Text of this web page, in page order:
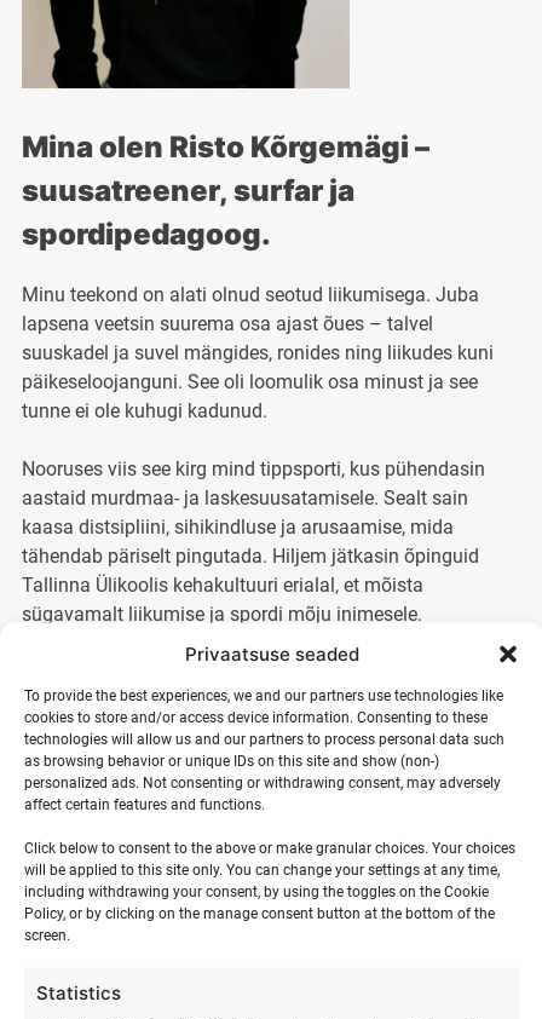
Privaatsuse seaded
To provide the best experiences, we and our partners use technologies like
cookies to store and/or access device information. Consenting to these
technologies will allow us and our partners to process personal data such
as browsing behavior or unique IDs on this site and show (non-)
personalized ads. Not consenting or withdrawing consent, may adversely
affect certain features and functions.
Click below to consent to the above or make granular choices. Your choices
will be applied to this site only. You can change your settings at any time,
including withdrawing your consent, by using the toggles on the Cookie
Policy, or by clicking on the manage consent button at the bottom of the
screen.
Statistics
Mina olen Risto Kõrgemägi –
suusatreener, surfar ja
spordipedagoog.
Minu teekond on alati olnud seotud liikumisega. Juba
lapsena veetsin suurema osa ajast õues – talvel
suuskadel ja suvel mängides, ronides ning liikudes kuni
päikeseloojanguni. See oli loomulik osa minust ja see
tunne ei ole kuhugi kadunud.
Nooruses viis see kirg mind tippsporti, kus pühendasin
aastaid murdmaa- ja laskesuusatamisele. Sealt sain
kaasa distsipliini, sihikindluse ja arusaamise, mida
tähendab päriselt pingutada. Hiljem jätkasin õpinguid
Tallinna Ülikoolis kehakultuuri erialal, et mõista
sügavamalt liikumise ja spordi mõju inimesele.
Meri, tuul ja liikumine lõid tunde, mida on raske
sõnadesse panna – vabaduse, kohalolu ja rõõmu.
Sellest hetkest alates olen pühendanud oma
suved surfamisele ja selle õpetamisele. Täna, üle
Minu jaoks ei ole õpetamine ainult tehnika edasiandmine.
See on protsess, kus inimene ületab oma hirmud, leiab
enesekindluse ja kogeb midagi päriselt. Iga kord, kui keegi
taseme, tekib hetk, mis jääb meelde.